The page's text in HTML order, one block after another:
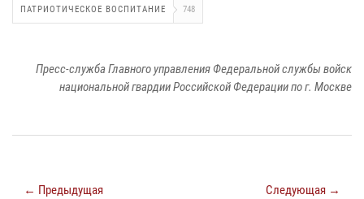
ПАТРИОТИЧЕСКОЕ ВОСПИТАНИЕ 748
Пресс-служба Главного управления Федеральной службы войск
национальной гвардии Российской Федерации по г. Москве
← Предыдущая Следующая →